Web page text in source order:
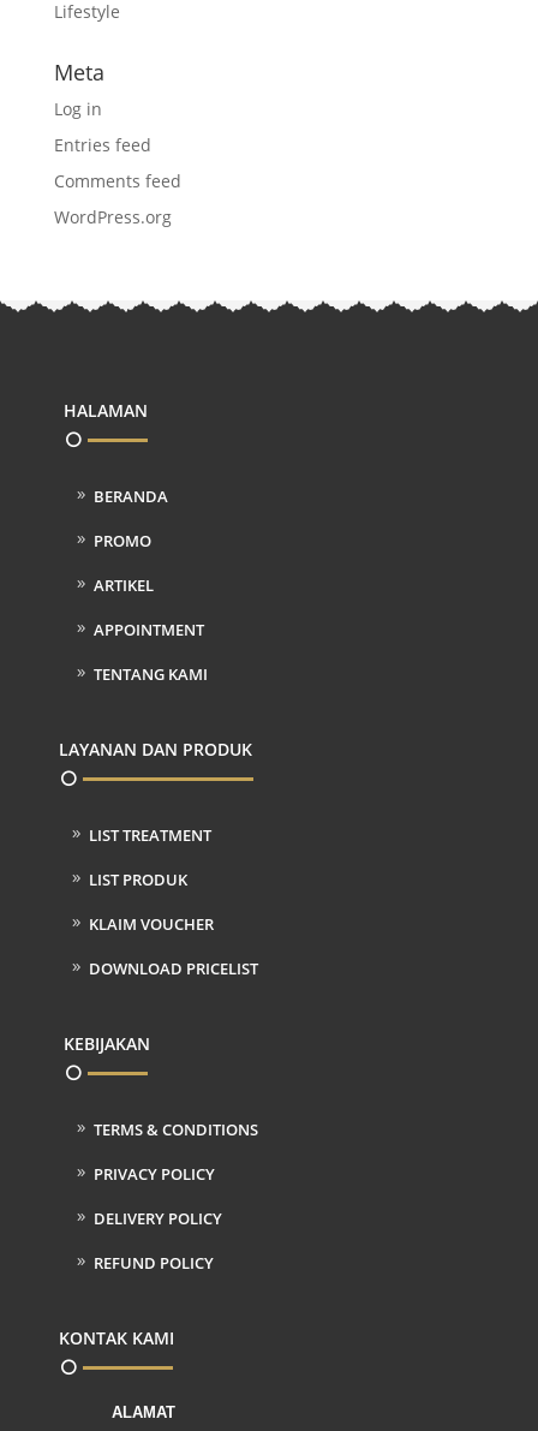
Lifestyle
Meta
Log in
Entries feed
Comments feed
WordPress.org
HALAMAN
BERANDA
PROMO
ARTIKEL
APPOINTMENT
TENTANG KAMI
LAYANAN DAN PRODUK
LIST TREATMENT
LIST PRODUK
KLAIM VOUCHER
DOWNLOAD PRICELIST
KEBIJAKAN
TERMS & CONDITIONS
PRIVACY POLICY
DELIVERY POLICY
REFUND POLICY
KONTAK KAMI
ALAMAT